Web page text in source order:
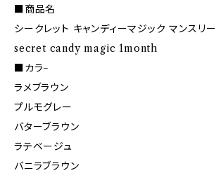
■商品名
シークレット キャンディーマジック マンスリー
secret candy magic 1month
■カラ−
ラメブラウン
プルモグレー
バターブラウン
ラテベージュ
バニラブラウン